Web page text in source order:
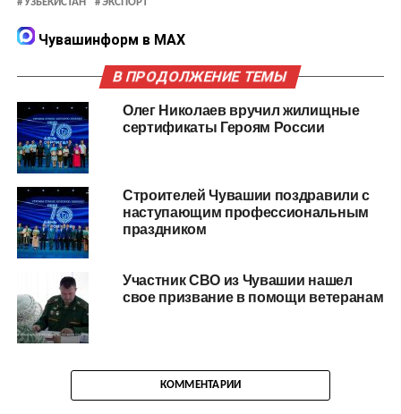
УЗБЕКИСТАН ЭКСПОРТ
Чувашинформ в MAX
В ПРОДОЛЖЕНИЕ ТЕМЫ
Олег Николаев вручил жилищные
сертификаты Героям России
Строителей Чувашии поздравили с
наступающим профессиональным
праздником
Участник СВО из Чувашии нашел
свое призвание в помощи ветеранам
КОММЕНТАРИИ